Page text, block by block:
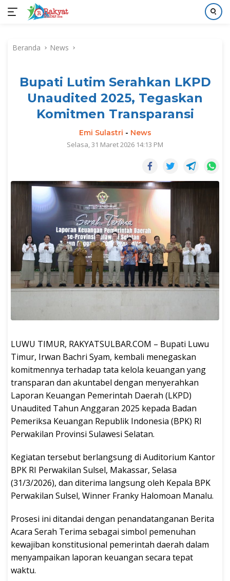
kontenBeranda News
Bupati Lutim Serahkan LKPD
Unaudited 2025, Tegaskan
Komitmen Transparansi
Emi Sulastri - News
Selasa, 31 Maret 2026 14:13 PM
LUWU TIMUR, RAKYATSULBAR.COM – Bupati Luwu
Timur, Irwan Bachri Syam, kembali menegaskan
komitmennya terhadap tata kelola keuangan yang
transparan dan akuntabel dengan menyerahkan
Laporan Keuangan Pemerintah Daerah (LKPD)
Unaudited Tahun Anggaran 2025 kepada Badan
Pemeriksa Keuangan Republik Indonesia (BPK) RI
Perwakilan Provinsi Sulawesi Selatan.
Kegiatan tersebut berlangsung di Auditorium Kantor
BPK RI Perwakilan Sulsel, Makassar, Selasa
(31/3/2026), dan diterima langsung oleh Kepala BPK
Perwakilan Sulsel, Winner Franky Halomoan Manalu.
Prosesi ini ditandai dengan penandatanganan Berita
Acara Serah Terima sebagai simbol pemenuhan
kewajiban konstitusional pemerintah daerah dalam
menyampaikan laporan keuangan secara tepat
waktu.